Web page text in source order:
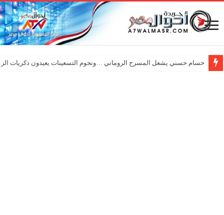
حسام حسني يشعل المسرح الروماني …ونجوم التسعينات يعيدون ذكريات